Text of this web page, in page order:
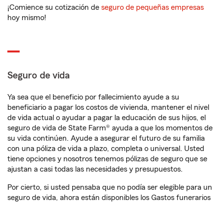
¡Comience su cotización de seguro de pequeñas empresas
hoy mismo!
Seguro de vida
Ya sea que el beneficio por fallecimiento ayude a su
beneficiario a pagar los costos de vivienda, mantener el nivel
de vida actual o ayudar a pagar la educación de sus hijos, el
seguro de vida de State Farm® ayuda a que los momentos de
su vida continúen. Ayude a asegurar el futuro de su familia
con una póliza de vida a plazo, completa o universal. Usted
tiene opciones y nosotros tenemos pólizas de seguro que se
ajustan a casi todas las necesidades y presupuestos.
Por cierto, si usted pensaba que no podía ser elegible para un
seguro de vida, ahora están disponibles los Gastos funerarios